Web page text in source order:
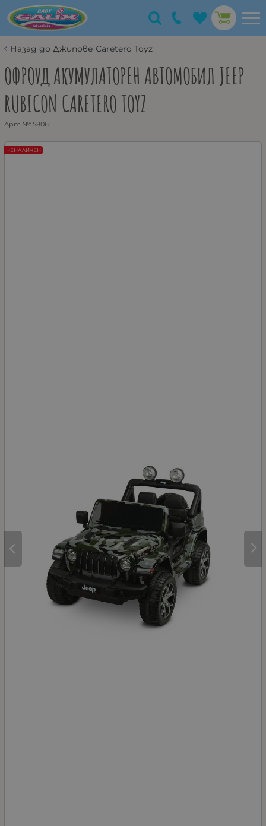
Назад до Джипове Caretero Toyz
ОФРОУД АКУМУЛАТОРЕН АВТОМОБИЛ JEEP
RUBICОN CARETERO TOYZ
Арт.№: 58061
НЕНАЛИЧЕН